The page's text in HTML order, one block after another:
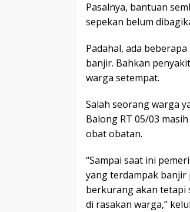
Pasalnya, bantuan
sepekan belum
Padahal, ada
banjir. Bahkan
warga setempat.
Salah seorang warga
Balong RT 05/03
obat obatan.
“Sampai saat ini
yang terdampak banjir
berkurang akan tetapi
di rasakan warga,”